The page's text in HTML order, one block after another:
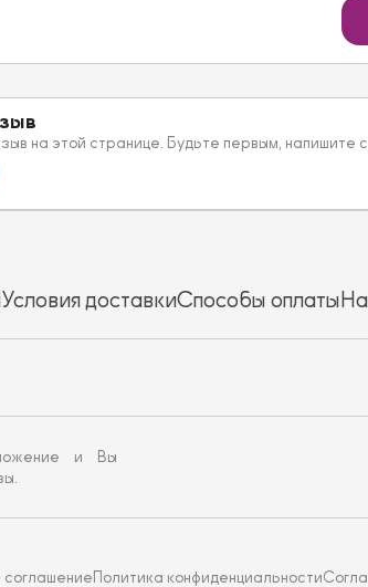
на этой странице. Будьте первым, напишите
Условия доставкиСпособы оплаты
и Вы
соглашение Политика конфиденциальности